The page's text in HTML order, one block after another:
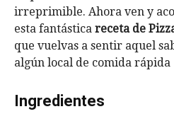
irreprimible. Ahora ven y
esta fantástica receta de
que vuelvas a sentir aquel
algún local de comida rápida
Ingredientes